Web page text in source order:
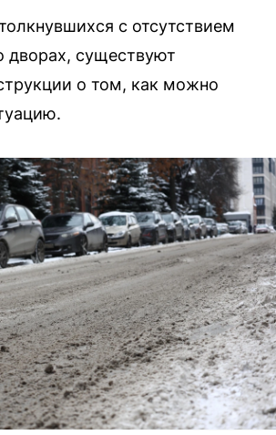
с отсутствием
дворах, существуют
о том, как можно